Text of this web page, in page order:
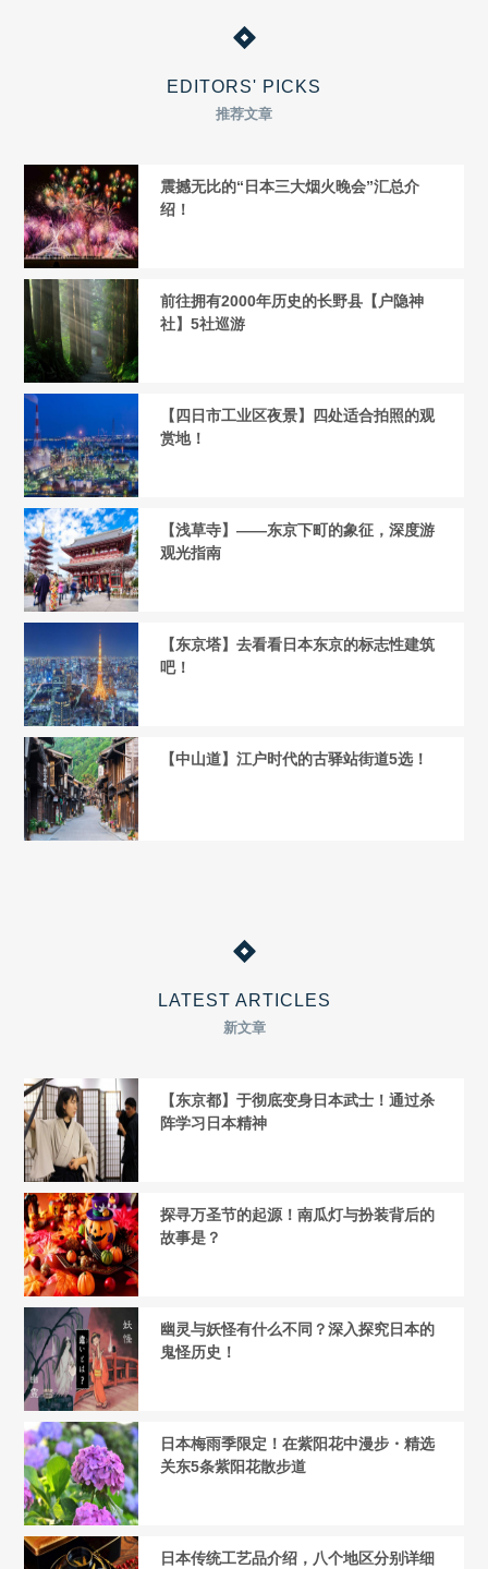
EDITORS' PICKS
推荐文章
震撼无比的“日本三大烟火晚会”汇总介
绍！
前往拥有2000年历史的长野县【户隐神
社】5社巡游
【四日市工业区夜景】四处适合拍照的观
赏地！
【浅草寺】——东京下町的象征，深度游
观光指南
【东京塔】去看看日本东京的标志性建筑
吧！
【中山道】江户时代的古驿站街道5选！
LATEST ARTICLES
新文章
【东京都】于彻底变身日本武士！通过杀
阵学习日本精神
探寻万圣节的起源！南瓜灯与扮装背后的
故事是？
幽灵与妖怪有什么不同？深入探究日本的
鬼怪历史！
日本梅雨季限定！在紫阳花中漫步・精选
关东5条紫阳花散步道
日本传统工艺品介绍，八个地区分别详细